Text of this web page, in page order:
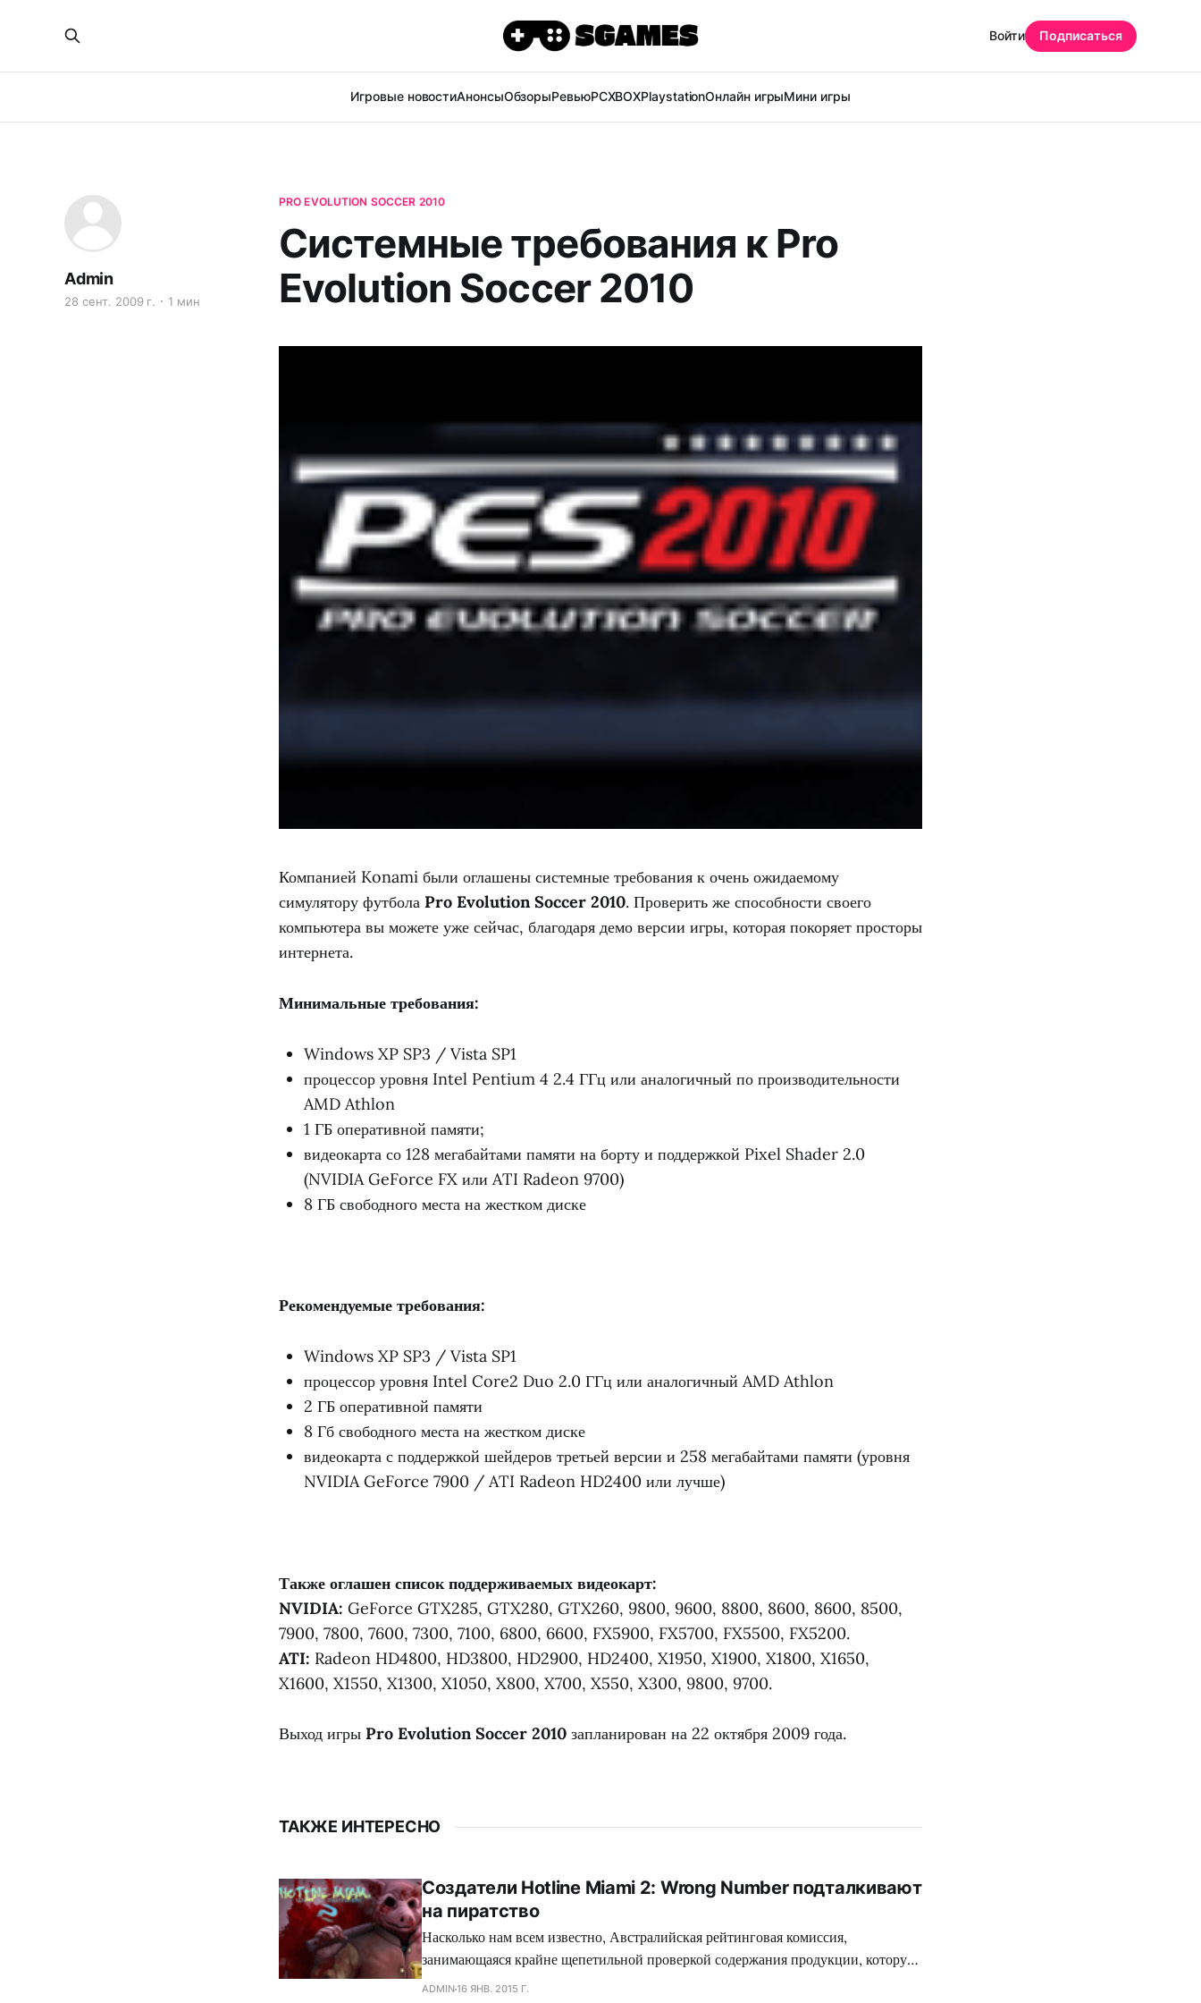
Игровые новостиАнонсыОбзорыРевьюPCXBOXPlaystationОнлайн игрыМини игры
Войти Подписаться
PRO EVOLUTION SOCCER 2010
Системные требования к Pro
Evolution Soccer 2010
Admin
28 сент. 2009 г. 1 мин
Компанией Konami были оглашены системные требования к очень ожидаемому
симулятору футбола Pro Evolution Soccer 2010. Проверить же способности своего
компьютера вы можете уже сейчас, благодаря демо версии игры, которая покоряет просторы
интернета.
Минимальные требования:
Windows XP SP3 / Vista SP1
процессор уровня Intel Pentium 4 2.4 ГГц или аналогичный по производительности
AMD Athlon
1 ГБ оперативной памяти;
видеокарта со 128 мегабайтами памяти на борту и поддержкой Pixel Shader 2.0
(NVIDIA GeForce FX или ATI Radeon 9700)
8 ГБ свободного места на жестком диске
Рекомендуемые требования:
Windows XP SP3 / Vista SP1
процессор уровня Intel Core2 Duo 2.0 ГГц или аналогичный AMD Athlon
2 ГБ оперативной памяти
8 Гб свободного места на жестком диске
видеокарта с поддержкой шейдеров третьей версии и 258 мегабайтами памяти (уровня
NVIDIA GeForce 7900 / ATI Radeon HD2400 или лучше)
Также оглашен список поддерживаемых видеокарт:
NVIDIA: GeForce GTX285, GTX280, GTX260, 9800, 9600, 8800, 8600, 8600, 8500,
7900, 7800, 7600, 7300, 7100, 6800, 6600, FX5900, FX5700, FX5500, FX5200.
ATI: Radeon HD4800, HD3800, HD2900, HD2400, X1950, X1900, X1800, X1650,
X1600, X1550, X1300, X1050, X800, X700, X550, X300, 9800, 9700.
Выход игры Pro Evolution Soccer 2010 запланирован на 22 октября 2009 года.
ТАКЖЕ ИНТЕРЕСНО
Создатели Hotline Miami 2: Wrong Number подталкивают
на пиратство
Насколько нам всем известно, Австралийская рейтинговая комиссия,
занимающаяся крайне щепетильной проверкой содержания продукции, которую
производит современная игровая индустрия, подвергает жесткой цензуре
ADMIN16 ЯНВ. 2015 Г.